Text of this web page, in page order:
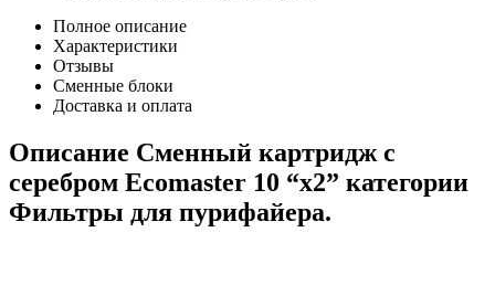
Полное описание
Характеристики
Отзывы
Сменные блоки
Доставка и оплата
Описание Сменный картридж с
серебром Ecomaster 10 “х2” категории
Фильтры для пурифайера.